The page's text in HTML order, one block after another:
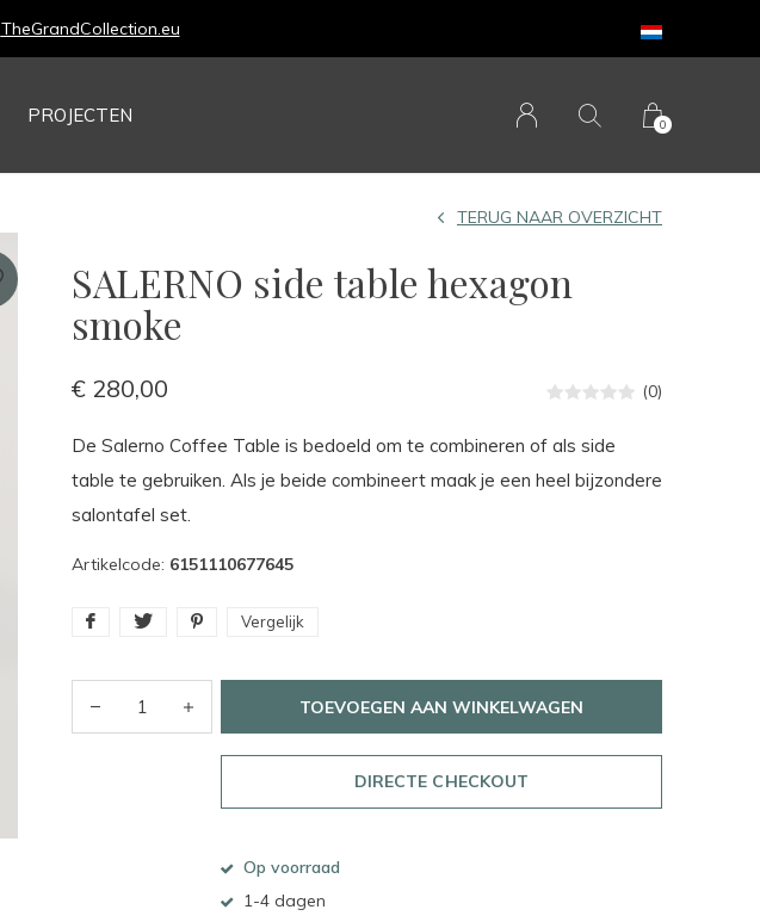
PROJECTEN 0
TheGrandCollection.eu
SALERNO side table hexagon
smoke
TERUG NAAR OVERZICHT
€ 280,00 (0)
De Salerno Coffee Table is bedoeld om te combineren of als side
table te gebruiken. Als je beide combineert maak je een heel bijzondere
salontafel set.
Artikelcode: 6151110677645
Vergelijk
TOEVOEGEN AAN WINKELWAGEN
DIRECTE CHECKOUT
Op voorraad
1-4 dagen